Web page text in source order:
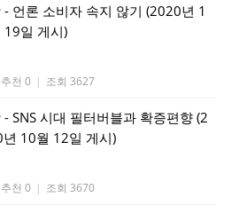
- 언론 소비자 속지 않기 (2020년 1
19일 게시)
추천 0 | 조회 3627
- SNS 시대 필터버블과 확증편향 (2
10월 12일 게시)
추천 0 | 조회 3670